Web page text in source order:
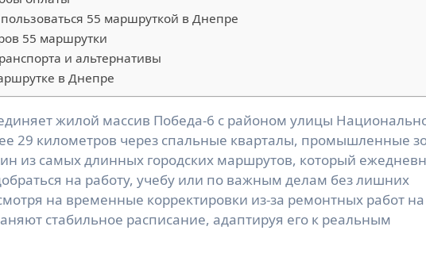
55 маршруткой в Днепре
55 маршрутки
и альтернативы
в Днепре
29 километров через спальные кварталы, промышленные
из самых длинных городских маршрутов, который
на работу, учебу или по важным делам без лишних
на временные корректировки из-за ремонтных работ на
стабильное расписание, адаптируя его к реальным